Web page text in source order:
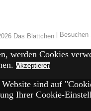
|
werden Cookies
Akzeptieren
sind auf
Ihrer Cookie-